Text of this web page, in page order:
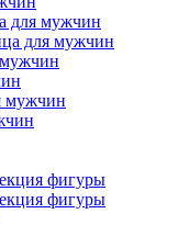
для мужчин
для мужчин
мужчин
фигуры
фигуры